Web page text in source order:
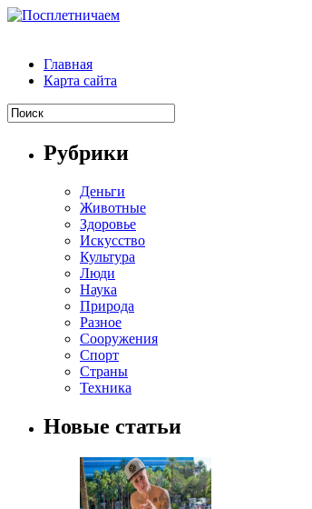
Главная
Карта сайта
Рубрики
Деньги
Животные
Здоровье
Искусство
Культура
Люди
Наука
Природа
Разное
Сооружения
Спорт
Страны
Техника
Новые статьи